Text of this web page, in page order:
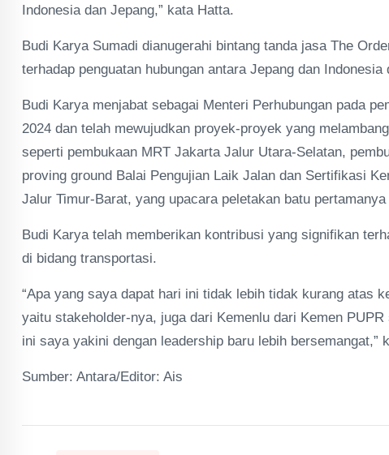
Indonesia dan Jepang,” kata Hatta.
Budi Karya Sumadi dianugerahi bintang tanda jasa The
terhadap penguatan hubungan antara Jepang dan
Budi Karya menjabat sebagai Menteri Perhubungan pada
2024 dan telah mewujudkan proyek-proyek yang
seperti pembukaan MRT Jakarta Jalur Utara-Selatan,
proving ground Balai Pengujian Laik Jalan dan Sertifikasi
Jalur Timur-Barat, yang upacara peletakan batu
Budi Karya telah memberikan kontribusi yang signifikan
di bidang transportasi.
“Apa yang saya dapat hari ini tidak lebih tidak kurang atas
yaitu stakeholder-nya, juga dari Kemenlu dari Kemen
ini saya yakini dengan leadership baru lebih bersemangat,”
Sumber: Antara/Editor: Ais